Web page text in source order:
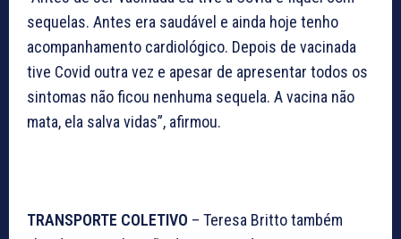
sequelas. Antes era saudável e ainda hoje tenho
acompanhamento cardiológico. Depois de vacinada
tive Covid outra vez e apesar de apresentar todos os
sintomas não ficou nenhuma sequela. A vacina não
mata, ela salva vidas”, afirmou.
TRANSPORTE COLETIVO – Teresa Britto também